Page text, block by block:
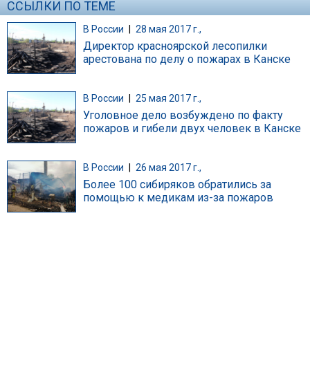
ССЫЛКИ ПО ТЕМЕ
В России | 28 мая 2017 г.,
Директор красноярской лесопилки
арестована по делу о пожарах в Канске
В России 25 мая 2017 г.,
Уголовное дело возбуждено по факту
пожаров и гибели двух человек в Канске
В России 26 мая 2017 г.,
Более 100 сибиряков обратились за
помощью к медикам из-за пожаров